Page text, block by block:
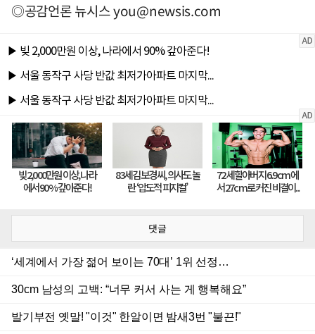
◎공감언론 뉴시스you@newsis.com
댓글